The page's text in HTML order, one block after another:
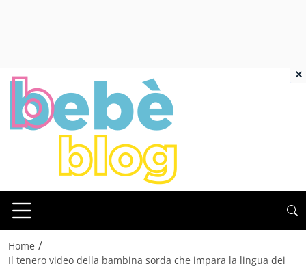
Home /
Il tenero video della bambina sorda che impara la lingua dei
×